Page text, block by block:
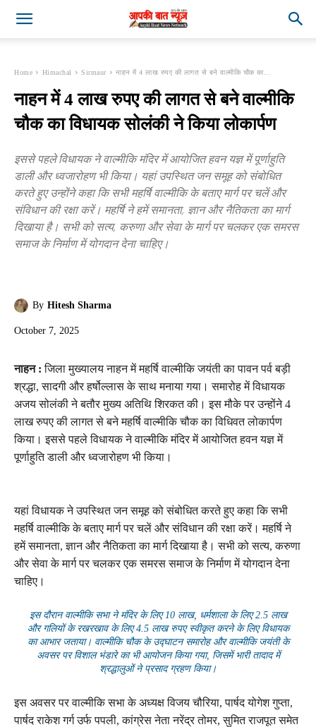
Home Himachal Sirmaur नाहन में 4 लाख रुपए की लागत से बने वाल्मीकि चौक का...
नाहन में 4 लाख रुपए की लागत से बने वाल्मीकि
चौक का विधायक सोलंकी ने किया लोकार्पण
इससे पहले विधायक ने वाल्मीकि मंदिर में आयोजित हवन यज्ञ में पूर्णाहुति
डाली और ध्वजारोहण भी किया। यहां उपस्थित जन समूह को संबोधित
करते हुए उन्होंने कहा कि सभी महर्षि वाल्मीकि के बताए मार्ग पर चलें और
संविधान की रक्षा करें। महर्षि ने हमें समानता, ज्ञान और नैतिकता का मार्ग
दिखाया है। सभी को सत्य, करुणा और सेवा के मार्ग पर चलकर एक समरस
समाज के निर्माण में योगदान देना चाहिए।
By Hitesh Sharma
October 7, 2025
नाहन : जिला मुख्यालय नाहन में महर्षि वाल्मीकि जयंती का पावन पर्व बड़ी
श्रद्धा, सादगी और हर्षोल्लास के साथ मनाया गया। समारोह में विधायक
अजय सोलंकी ने बतौर मुख्य अतिथि शिरकत की। इस मौके पर उन्होंने 4
लाख रुपए की लागत से बने महर्षि वाल्मीकि चौक का विधिवत लोकार्पण
किया। इससे पहले विधायक ने वाल्मीकि मंदिर में आयोजित हवन यज्ञ में
पूर्णाहुति डाली और ध्वजारोहण भी किया।
यहां विधायक ने उपस्थित जन समूह को संबोधित करते हुए कहा कि सभी
महर्षि वाल्मीकि के बताए मार्ग पर चलें और संविधान की रक्षा करें। महर्षि ने
हमें समानता, ज्ञान और नैतिकता का मार्ग दिखाया है। सभी को सत्य, करुणा
और सेवा के मार्ग पर चलकर एक समरस समाज के निर्माण में योगदान देना
चाहिए।
इस दौरान वाल्मीकि सभा ने मंदिर के लिए 10 लाख, धर्मशाला के लिए 2.5 लाख
और गलियों के रखरखाव के लिए 4.5 लाख रुपए स्वीकृत करने के लिए विधायक
का आभार जताया। वाल्मीकि चौक के उद्घाटन समारोह और वाल्मीकि जयंती के
अवसर पर विशाल भंडारे का भी आयोजन किया गया, जिसमें भारी तादाद में
श्रद्धालुओं ने प्रसाद ग्रहण किया।
इस अवसर पर वाल्मीकि सभा के अध्यक्ष विजय चौरिया, पार्षद योगेश गुप्ता,
पार्षद राकेश गर्ग उर्फ पपली, कांग्रेस नेता नरेंद्र तोमर, सुमित राजपूत समेत